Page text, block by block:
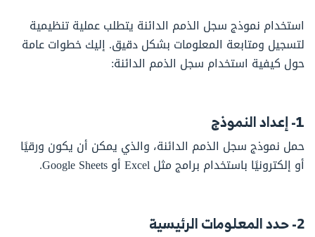
استخدام نموذج سجل الذمم الدائنة يتطلب عملية تنظيمية
لتسجيل ومتابعة المعلومات بشكل دقيق. إليك خطوات عامة
حول كيفية استخدام سجل الذمم الدائنة:
1- إعداد النموذج
حمل نموذج سجل الذمم الدائنة، والذي يمكن أن يكون ورقيًا
أو إلكترونيًا باستخدام برامج مثل Excel أو Google Sheets.
2- حدد المعلومات الرئيسية